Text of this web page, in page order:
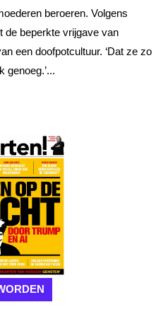
beroeren. Volgens
de beperkte vrijgave van
een doofpotcultuur. ‘Dat ze zo
genoeg.’...